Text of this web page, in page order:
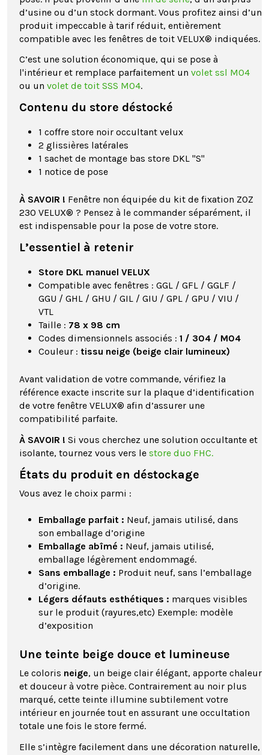
d’usine ou d’un stock dormant. Vous profitez ainsi d’un
produit impeccable à tarif réduit, entièrement
compatible avec les fenêtres de toit VELUX® indiquées.
C’est une solution économique, qui se pose à
l'intérieur et remplace parfaitement un volet ssl M04
ou un volet de toit SSS M04.
Contenu du store déstocké
1 coffre store noir occultant velux
2 glissières latérales
1 sachet de montage bas store DKL "S"
1 notice de pose
À SAVOIR ! Fenêtre non équipée du kit de fixation ZOZ
230 VELUX® ? Pensez à le commander séparément, il
est indispensable pour la pose de votre store.
L’essentiel à retenir
Store DKL manuel VELUX
Compatible avec fenêtres : GGL / GFL / GGLF /
GGU / GHL / GHU / GIL / GIU / GPL / GPU / VIU /
VTL
Taille : 78 x 98 cm
Codes dimensionnels associés : 1 / 304 / M04
Couleur : tissu neige (beige clair lumineux)
Avant validation de votre commande, vérifiez la
référence exacte inscrite sur la plaque d’identification
de votre fenêtre VELUX® afin d’assurer une
compatibilité parfaite.
À SAVOIR ! Si vous cherchez une solution occultante et
isolante, tournez vous vers le store duo FHC.
États du produit en déstockage
Vous avez le choix parmi :
Emballage parfait : Neuf, jamais utilisé, dans
son emballage d’origine
Emballage abîmé : Neuf, jamais utilisé,
emballage légèrement endommagé.
Sans emballage : Produit neuf, sans l’emballage
d’origine.
Légers défauts esthétiques : marques visibles
sur le produit (rayures,etc) Exemple: modèle
d’exposition
Une teinte beige douce et lumineuse
Le coloris neige, un beige clair élégant, apporte chaleur
et douceur à votre pièce. Contrairement au noir plus
marqué, cette teinte illumine subtilement votre
intérieur en journée tout en assurant une occultation
totale une fois le store fermé.
Elle s’intègre facilement dans une décoration naturelle,